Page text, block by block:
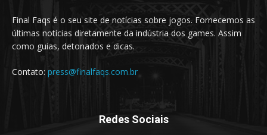
Final Faqs é o seu site de notícias sobre jogos. Fornecemos as
últimas notícias diretamente da indústria dos games. Assim
como guias, detonados e dicas.
Contato: press@finalfaqs.com.br
Redes Sociais